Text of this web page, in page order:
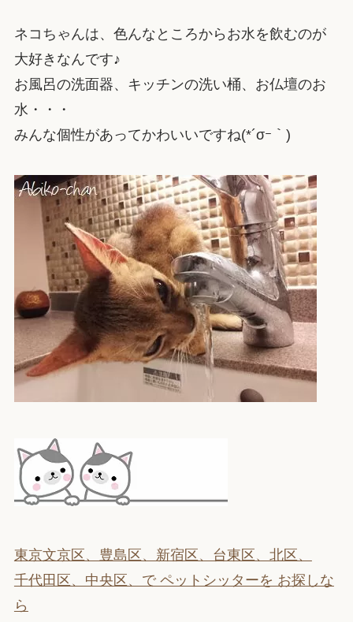
ネコちゃんは、色んなところからお水を飲むのが
大好きなんです♪
お風呂の洗面器、キッチンの洗い桶、お仏壇のお
水・・・
みんな個性があってかわいいですね(*´σｰ｀)
東京文京区、豊島区、新宿区、台東区、北区、
千代田区、中央区、で ペットシッターを お探しな
ら